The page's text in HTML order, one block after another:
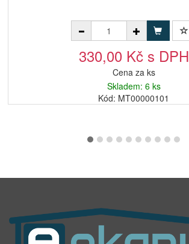
330,00 Kč s DPH
Cena za ks
Skladem: 6 ks
Kód: MT00000101